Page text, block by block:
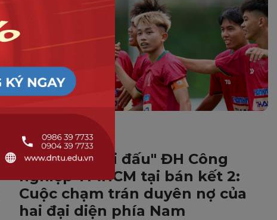
THỂ THAO
DNTU FC "tái đấu" ĐH Công
nghiệp TP.HCM tại bán kết 2:
Cuộc chạm trán duyên nợ của
hai đại diện phía Nam